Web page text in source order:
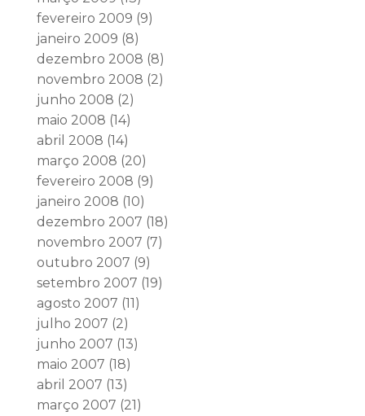
fevereiro 2009 (9)
janeiro 2009 (8)
dezembro 2008 (8)
novembro 2008 (2)
junho 2008 (2)
maio 2008 (14)
abril 2008 (14)
março 2008 (20)
fevereiro 2008 (9)
janeiro 2008 (10)
dezembro 2007 (18)
novembro 2007 (7)
outubro 2007 (9)
setembro 2007 (19)
agosto 2007 (11)
julho 2007 (2)
junho 2007 (13)
maio 2007 (18)
abril 2007 (13)
março 2007 (21)